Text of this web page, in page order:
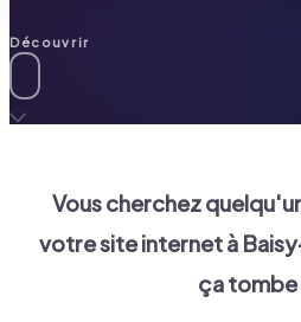
Découvrir
Vous cherchez
votre site internet à
ça tombe